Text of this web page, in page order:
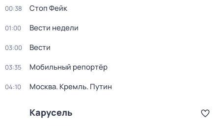
00:38 Стоп Фейк
01:00 Вести недели
03:00 Вести
03:35 Мобильный репортёр
04:10 Москва. Кремль. Путин
Карусель